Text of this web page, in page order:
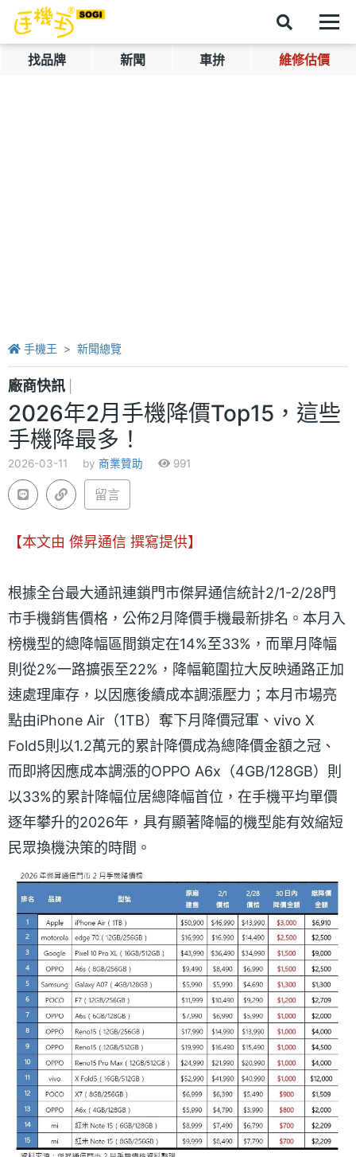
找品牌 新聞 車拚 維修估價
手機王 新聞總覽
廠商快訊
2026年2月手機降價Top15，這些
手機降最多！
2026-03-11 by 商業贊助 991
留言
【本文由 傑昇通信 撰寫提供】
根據全台最大通訊連鎖門市傑昇通信統計2/1-2/28門
市手機銷售價格，公佈2月降價手機最新排名。本月入
榜機型的總降幅區間鎖定在14%至33%，而單月降幅
則從2%一路擴張至22%，降幅範圍拉大反映通路正加
速處理庫存，以因應後續成本調漲壓力；本月市場亮
點由iPhone Air（1TB）奪下月降價冠軍、vivo X
Fold5則以1.2萬元的累計降價成為總降價金額之冠、
而即將因應成本調漲的OPPO A6x（4GB/128GB）則
以33%的累計降幅位居總降幅首位，在手機平均單價
逐年攀升的2026年，具有顯著降幅的機型能有效縮短
民眾換機決策的時間。